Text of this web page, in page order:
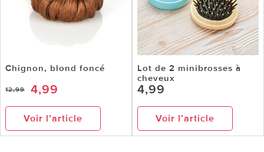
Chignon, blond foncé
12,99 4,99
Voir l’article
Lot de 2 minibrosses à
cheveux
4,99
Voir l’article